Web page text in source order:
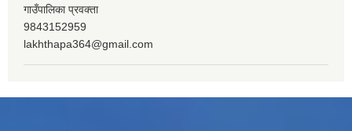
गाउँपालिका प्रवक्ता
9843152959
lakhthapa364@gmail.com